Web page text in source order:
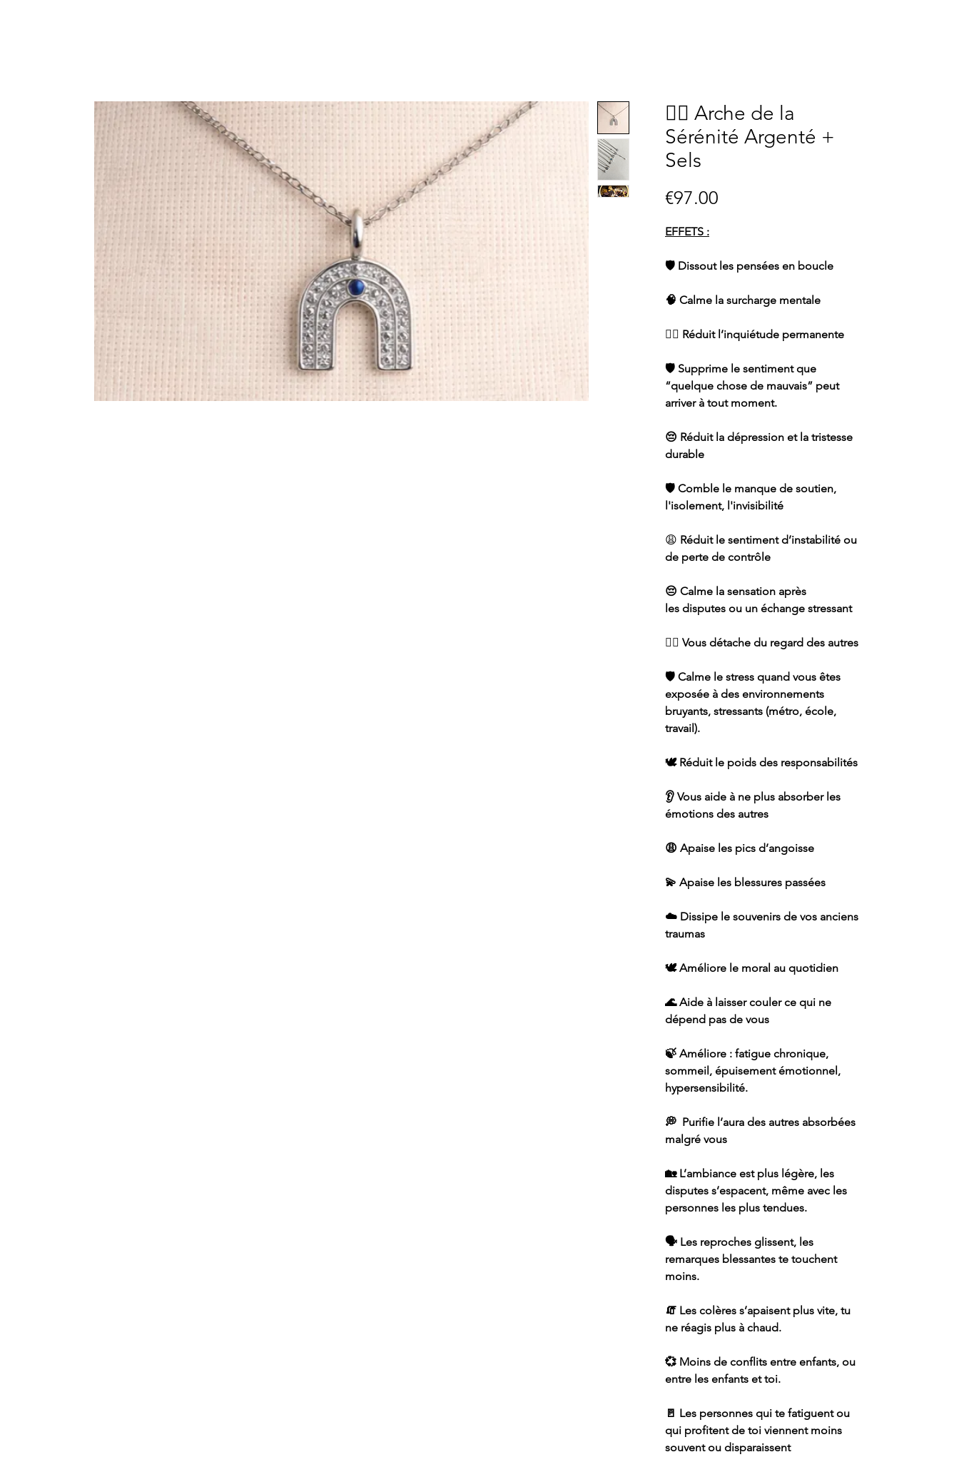
🧘‍♀️ Arche de la
Sérénité Argenté +
Sels
€97.00
EFFETS :
🛡 Dissout les pensées en boucle
🧠 Calme la surcharge mentale
🧘‍♀️ Réduit l’inquiétude permanente
🛡 Supprime le sentiment que
“quelque chose de mauvais” peut
arriver à tout moment.
😔 Réduit la dépression et la tristesse
durable
🛡 Comble le manque de soutien,
l'isolement, l'invisibilité
😩 Réduit le sentiment d’instabilité ou
de perte de contrôle
😔 Calme la sensation après
les disputes ou un échange stressant
🧘‍♀️ Vous détache du regard des autres
🛡 Calme le stress quand vous êtes
exposée à des environnements
bruyants, stressants (métro, école,
travail).
🕊 Réduit le poids des responsabilités
👂 Vous aide à ne plus absorber les
émotions des autres
😩 Apaise les pics d’angoisse
💫 Apaise les blessures passées
☁️ Dissipe le souvenirs de vos anciens
traumas
🕊 Améliore le moral au quotidien
🌊 Aide à laisser couler ce qui ne
dépend pas de vous
🍃 Améliore : fatigue chronique,
sommeil, épuisement émotionnel,
hypersensibilité.
💭 Purifie l’aura des autres absorbées
malgré vous
🏡 L’ambiance est plus légère, les
disputes s’espacent, même avec les
personnes les plus tendues.
🗣️ Les reproches glissent, les
remarques blessantes te touchent
moins.
🧯 Les colères s’apaisent plus vite, tu
ne réagis plus à chaud.
💞 Moins de conflits entre enfants, ou
entre les enfants et toi.
🚪 Les personnes qui te fatiguent ou
qui profitent de toi viennent moins
souvent ou disparaissent